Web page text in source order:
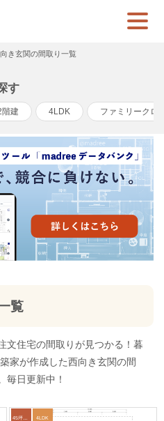
き玄関の間取り一覧
す
階建 4LDK ファミリークロ
覧
文住宅の間取りが見つかる！暮
家が作成した西向き玄関の間
毎日更新中！
45坪～49坪 4LDK